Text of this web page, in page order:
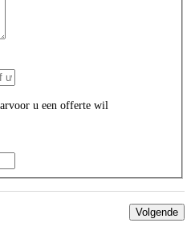
u een offerte wil
Volgende